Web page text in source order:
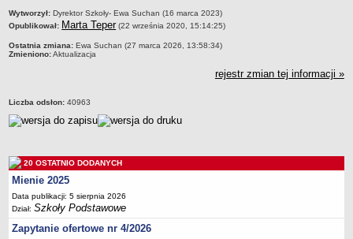
metryczka
Wytworzył: Dyrektor Szkoły- Ewa Suchan (16 marca 2023)
Opublikował: Marta Teper(22 września 2020, 15:14:25)
Ostatnia zmiana: Ewa Suchan (27 marca 2026, 13:58:34)
Zmieniono:Aktualizacja
rejestr zmian tej informacji »
Liczba odsłon: 40963
20 OSTATNIO DODANYCH
Mienie 2025
Data publikacji: 5 sierpnia 2026
Dział:Szkoły Podstawowe
Zapytanie ofertowe nr 4/2026